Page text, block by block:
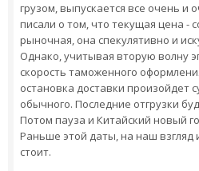
грузом, выпускается все очень
писали о том, что текущая цена -
рыночная, она спекулятивно и
Однако, учитывая вторую волну
скорость таможенного
остановка доставки произойдет
обычного. Последние отгрузки
Потом пауза и Китайский новый
Раньше этой даты, на наш взгляд
стоит.